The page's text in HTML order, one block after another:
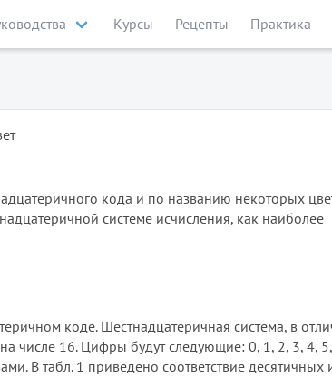
Курсы Рецепты Практика
кода и по названию некоторых
системе исчисления, как наиболее
коде. Шестнадцатеричная система, в
числе 16. Цифры будут следующие: 0, 1, 2, 3, 4,
В табл. 1 приведено соответствие десятичных